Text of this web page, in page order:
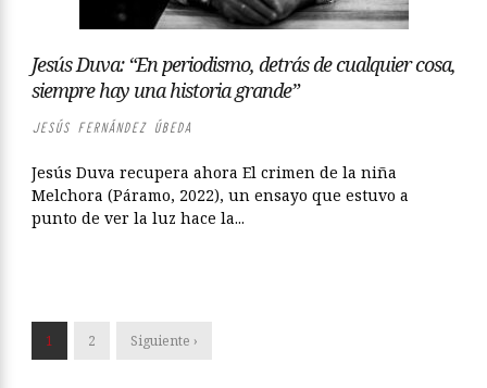
Jesús Duva: “En periodismo, detrás de cualquier cosa,
siempre hay una historia grande”
JESÚS FERNÁNDEZ ÚBEDA
Jesús Duva recupera ahora El crimen de la niña
Melchora (Páramo, 2022), un ensayo que estuvo a
punto de ver la luz hace la...
1 2 Siguiente ›